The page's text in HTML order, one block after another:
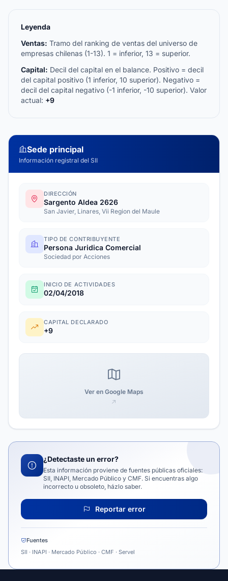
Leyenda
Ventas: Tramo del ranking de ventas del universo de
empresas chilenas (1-13). 1 = inferior, 13 = superior.
Capital: Decil del capital en el balance. Positivo = decil
del capital positivo (1 inferior, 10 superior). Negativo =
decil del capital negativo (-1 inferior, -10 superior). Valor
actual: +9
Sede principal
Información registral del SII
DIRECCIÓN
Sargento Aldea 2626
San Javier, Linares, Vii Region del Maule
TIPO DE CONTRIBUYENTE
Persona Juridica Comercial
Sociedad por Acciones
INICIO DE ACTIVIDADES
02/04/2018
CAPITAL DECLARADO
+9
Ver en Google Maps
¿Detectaste un error?
Esta información proviene de fuentes públicas oficiales:
SII, INAPI, Mercado Público y CMF. Si encuentras algo
incorrecto u obsoleto, házlo saber.
Reportar error
Fuentes
SII · INAPI · Mercado Público · CMF · Servel